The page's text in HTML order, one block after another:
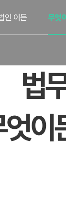
인 이든 무엇
법
이